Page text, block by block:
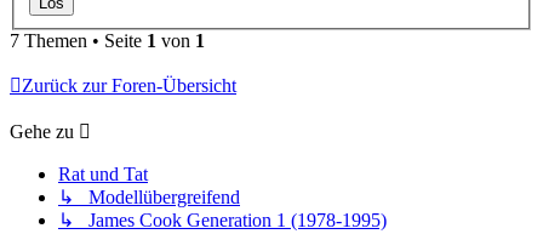
7 Themen • Seite 1 von 1
Zurück zur Foren-Übersicht
Gehe zu
Rat und Tat
↳ Modellübergreifend
↳ James Cook Generation 1 (1978-1995)